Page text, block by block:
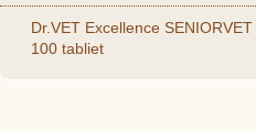
Dr.VET Excellence SENIORVET
100 tabliet